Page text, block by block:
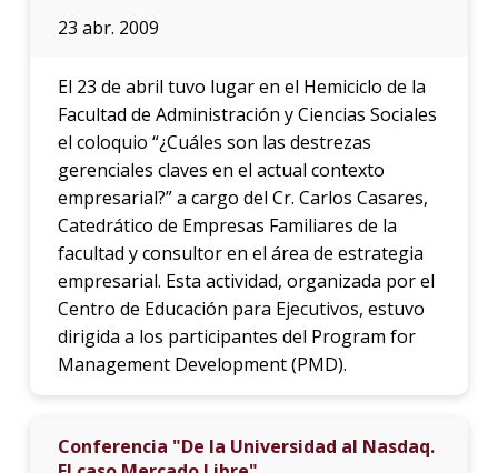
23 abr. 2009
El 23 de abril tuvo lugar en el Hemiciclo de la
Facultad de Administración y Ciencias Sociales
el coloquio “¿Cuáles son las destrezas
gerenciales claves en el actual contexto
empresarial?” a cargo del Cr. Carlos Casares,
Catedrático de Empresas Familiares de la
facultad y consultor en el área de estrategia
empresarial. Esta actividad, organizada por el
Centro de Educación para Ejecutivos, estuvo
dirigida a los participantes del Program for
Management Development (PMD).
Conferencia "De la Universidad al Nasdaq.